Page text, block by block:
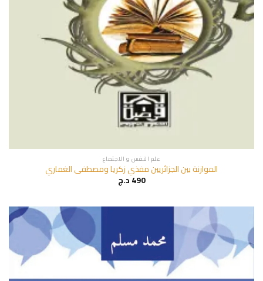
علم النفس و الاجتماع
الموازنة بين الجزائريين مفذي زكريا ومصطفى الغماري
490د.ج